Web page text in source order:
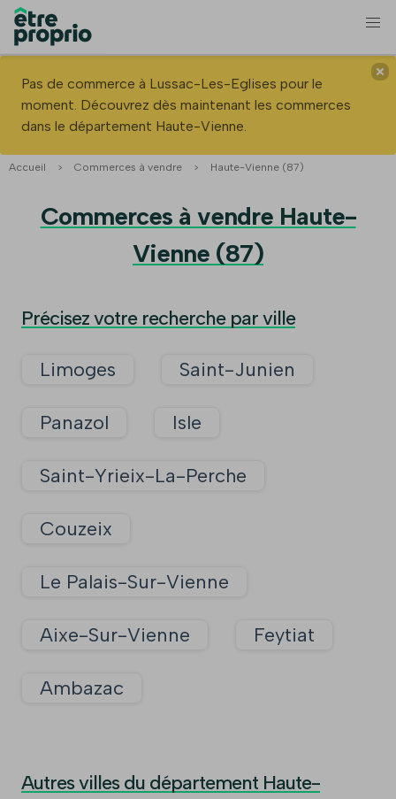
Pas de commerce à Lussac-Les-Eglises pour le
moment. Découvrez dès maintenant les commerces
dans le département Haute-Vienne.
Accueil > Commerces à vendre > Haute-Vienne (87)
Commerces à vendre Haute-
Vienne (87)
Précisez votre recherche par ville
Limoges Saint-Junien
Panazol Isle
Saint-Yrieix-La-Perche
Couzeix
Le Palais-Sur-Vienne
Aixe-Sur-Vienne Feytiat
Ambazac
Autres villes du département Haute-